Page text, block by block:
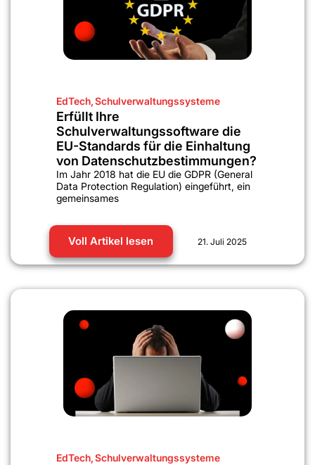
EdTech,Schulverwaltungssysteme
Erfüllt Ihre
Schulverwaltungssoftware die
EU-Standards für die Einhaltung
von Datenschutzbestimmungen?
Im Jahr 2018 hat die EU die GDPR (General
Data Protection Regulation) eingeführt, ein
gemeinsames
Voll Artikel lesen 21. Juli 2025
EdTech,Schulverwaltungssysteme